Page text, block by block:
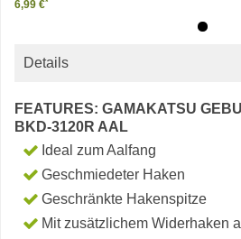
6,99 €
Details
FEATURES: GAMAKATSU
BKD-3120R AAL
Ideal zum Aalfang
Geschmiedeter Haken
Geschränkte Hakenspitze
Mit zusätzlichem Widerhaken